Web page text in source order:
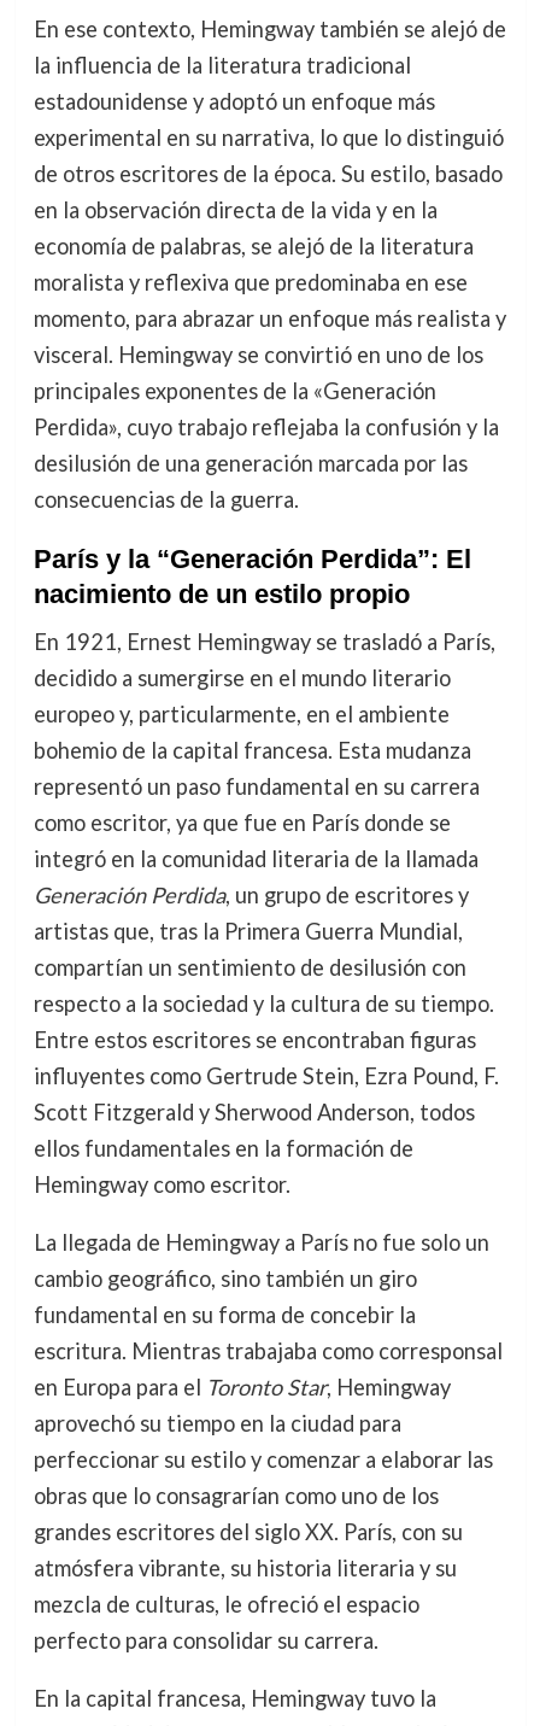
En ese contexto, Hemingway también se alejó de
la influencia de la literatura tradicional
estadounidense y adoptó un enfoque más
experimental en su narrativa, lo que lo distinguió
de otros escritores de la época. Su estilo, basado
en la observación directa de la vida y en la
economía de palabras, se alejó de la literatura
moralista y reflexiva que predominaba en ese
momento, para abrazar un enfoque más realista y
visceral. Hemingway se convirtió en uno de los
principales exponentes de la «Generación
Perdida», cuyo trabajo reflejaba la confusión y la
desilusión de una generación marcada por las
consecuencias de la guerra.
París y la “Generación Perdida”: El
nacimiento de un estilo propio
En 1921, Ernest Hemingway se trasladó a París,
decidido a sumergirse en el mundo literario
europeo y, particularmente, en el ambiente
bohemio de la capital francesa. Esta mudanza
representó un paso fundamental en su carrera
como escritor, ya que fue en París donde se
integró en la comunidad literaria de la llamada
Generación Perdida, un grupo de escritores y
artistas que, tras la Primera Guerra Mundial,
compartían un sentimiento de desilusión con
respecto a la sociedad y la cultura de su tiempo.
Entre estos escritores se encontraban figuras
influyentes como Gertrude Stein, Ezra Pound, F.
Scott Fitzgerald y Sherwood Anderson, todos
ellos fundamentales en la formación de
Hemingway como escritor.
La llegada de Hemingway a París no fue solo un
cambio geográfico, sino también un giro
fundamental en su forma de concebir la
escritura. Mientras trabajaba como corresponsal
en Europa para el Toronto Star, Hemingway
aprovechó su tiempo en la ciudad para
perfeccionar su estilo y comenzar a elaborar las
obras que lo consagrarían como uno de los
grandes escritores del siglo XX. París, con su
atmósfera vibrante, su historia literaria y su
mezcla de culturas, le ofreció el espacio
perfecto para consolidar su carrera.
En la capital francesa, Hemingway tuvo la